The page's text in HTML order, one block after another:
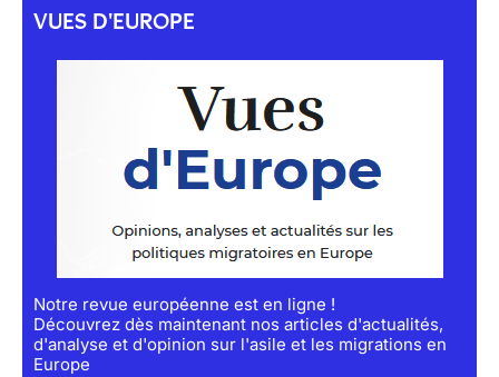
VUES D'EUROPE
Notre revue européenne est en ligne !
Découvrez dès maintenant nos articles d'actualités,
d'analyse et d'opinion sur l'asile et les migrations en
Europe